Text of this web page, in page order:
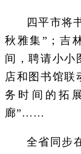
四平市将
秋雅集”；吉
间，聘请小小
店和图书馆联
务时间的拓
廊”……
全省同步